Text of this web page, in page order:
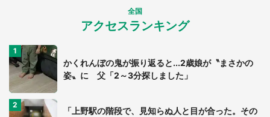
全国
アクセスランキング
かくれんぼの鬼が振り返ると...2歳娘が〝まさかの
姿〟に 父「2～3分探しました」
「上野駅の階段で、見知らぬ人と目が合った。その